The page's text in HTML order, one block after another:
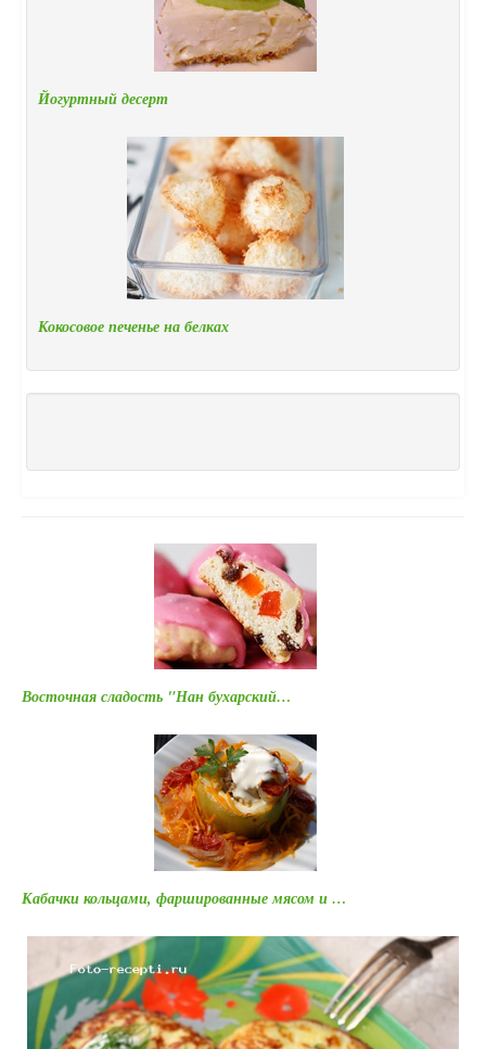
Йогуртный десерт
Кокосовое печенье на белках
Восточная сладость "Нан бухарский…
Кабачки кольцами, фаршированные мясом и …